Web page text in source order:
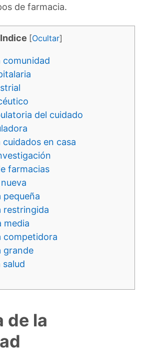
de farmacia.
Indice [Ocultar]
comunidad
del cuidado
en casa
farmacias
pequeña
restringida
media
competidora
grande
salud
de la